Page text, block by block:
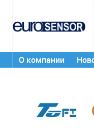
О компании